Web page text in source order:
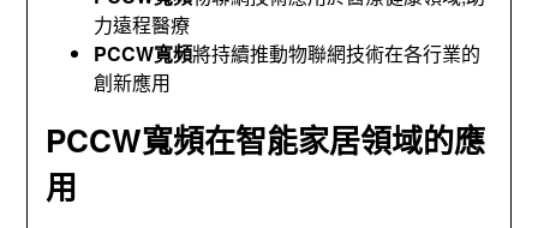
力遠程醫療
PCCW寬頻將持續推動物聯網技術在各行業的
創新應用
PCCW寬頻在智能家居領域的應
用